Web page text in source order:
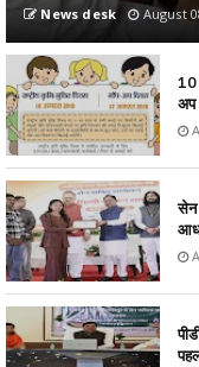
News desk August
10
अप
सेन